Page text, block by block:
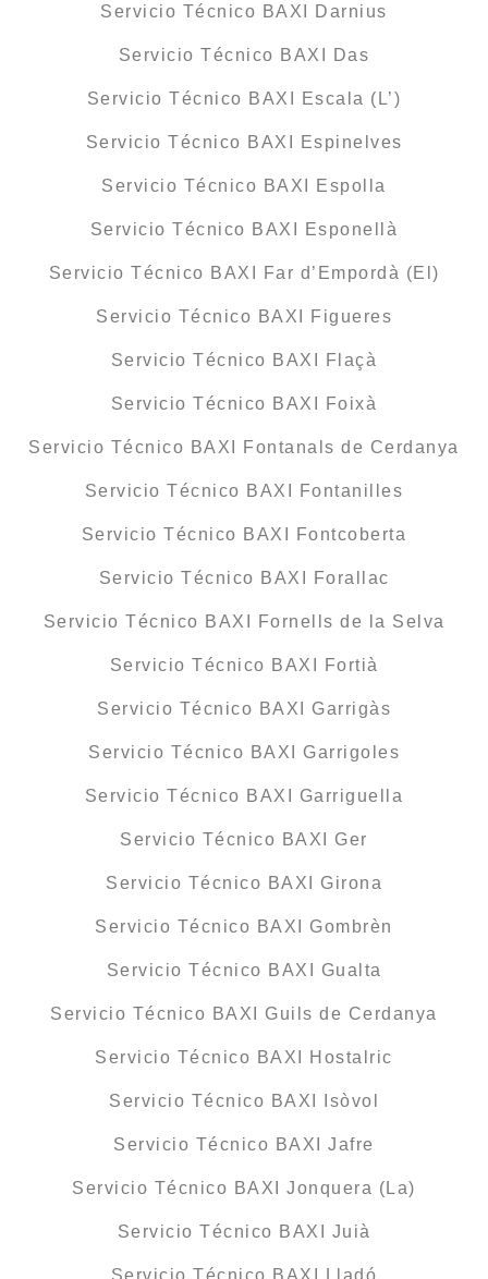
Servicio Técnico BAXI Darnius
Servicio Técnico BAXI Das
Servicio Técnico BAXI Escala (L’)
Servicio Técnico BAXI Espinelves
Servicio Técnico BAXI Espolla
Servicio Técnico BAXI Esponellà
Servicio Técnico BAXI Far d’Empordà (El)
Servicio Técnico BAXI Figueres
Servicio Técnico BAXI Flaçà
Servicio Técnico BAXI Foixà
Servicio Técnico BAXI Fontanals de Cerdanya
Servicio Técnico BAXI Fontanilles
Servicio Técnico BAXI Fontcoberta
Servicio Técnico BAXI Forallac
Servicio Técnico BAXI Fornells de la Selva
Servicio Técnico BAXI Fortià
Servicio Técnico BAXI Garrigàs
Servicio Técnico BAXI Garrigoles
Servicio Técnico BAXI Garriguella
Servicio Técnico BAXI Ger
Servicio Técnico BAXI Girona
Servicio Técnico BAXI Gombrèn
Servicio Técnico BAXI Gualta
Servicio Técnico BAXI Guils de Cerdanya
Servicio Técnico BAXI Hostalric
Servicio Técnico BAXI Isòvol
Servicio Técnico BAXI Jafre
Servicio Técnico BAXI Jonquera (La)
Servicio Técnico BAXI Juià
Servicio Técnico BAXI Lladó